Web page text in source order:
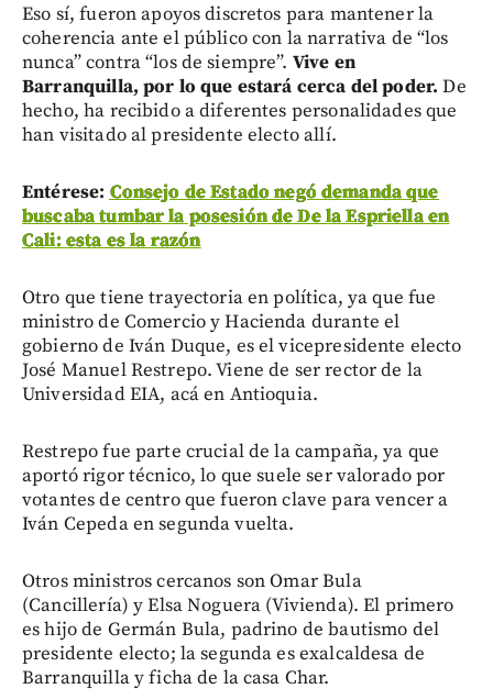
Eso sí, fueron apoyos discretos para mantener la
coherencia ante el público con la narrativa de “los
nunca” contra “los de siempre”. Vive en
Barranquilla, por lo que estará cerca del poder.De
hecho, ha recibido a diferentes personalidades que
han visitado al presidente electo allí.
Entérese: Consejo de Estado negó demanda que
buscaba tumbar la posesión de De la Espriella en
Cali: esta es la razón
Otro que tiene trayectoria en política, ya que fue
ministro de Comercio y Hacienda durante el
gobierno de Iván Duque, es el vicepresidente electo
José Manuel Restrepo. Viene de ser rector de la
Universidad EIA, acá en Antioquia.
Restrepo fue parte crucial de la campaña, ya que
aportó rigor técnico, lo que suele ser valorado por
votantes de centro que fueron clave para vencer a
Iván Cepeda en segunda vuelta.
Otros ministros cercanos son Omar Bula
(Cancillería) y Elsa Noguera (Vivienda). El primero
es hijo de Germán Bula, padrino de bautismo del
presidente electo; la segunda es exalcaldesa de
Barranquilla y ficha de la casa Char.